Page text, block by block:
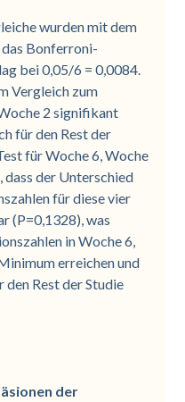
wurden mit dem
Bonferroni-
bei 0,05/6 = 0,0084.
Vergleich zum
2 signifikant
für den Rest der
für Woche 6, Woche
dass der Unterschied
für diese vier
(P=0,1328), was
in Woche 6,
erreichen und
Rest der Studie
der